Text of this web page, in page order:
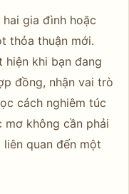
gia đình hoặc
thỏa thuận mới.
hiện khi bạn đang
đồng, nhận vai trò
cách nghiêm túc
mơ không cần phải
quan đến một